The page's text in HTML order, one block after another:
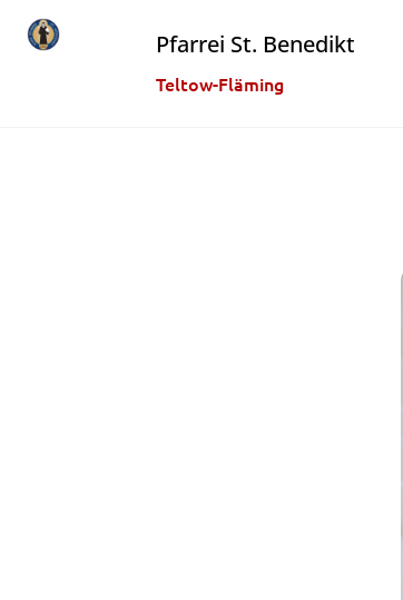
Pfarrei St. Benedikt
Teltow-Fläming